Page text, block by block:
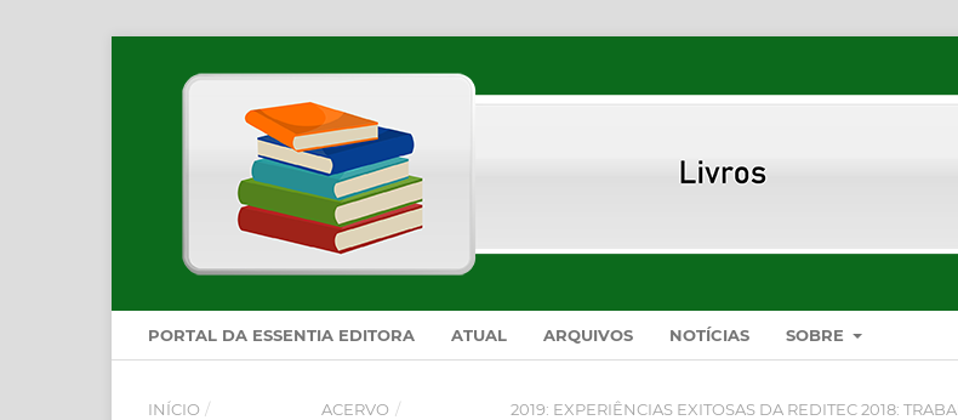
PORTAL DA ESSENTIA EDITORA ATUAL ARQUIVOS NOTÍCIAS SOBRE
INÍCIO / ACERVO / 2019: EXPERIÊNCIAS EXITOSAS DA REDITEC 2018: